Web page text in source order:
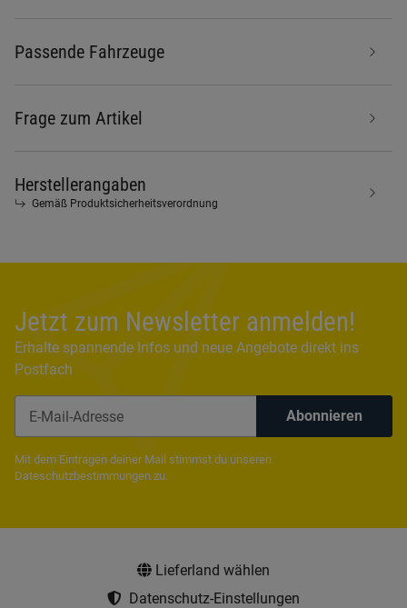
Passende Fahrzeuge
Frage zum Artikel
Herstellerangaben
Gemäß Produktsicherheitsverordnung
Jetzt zum Newsletter anmelden!
Erhalte spannende Infos und neue Angebote direkt ins
Postfach
Abonnieren
Mit dem Eintragen deiner Mail stimmst du unseren
Dateschutzbestimmungen zu.
Lieferland wählen
Datenschutz-Einstellungen